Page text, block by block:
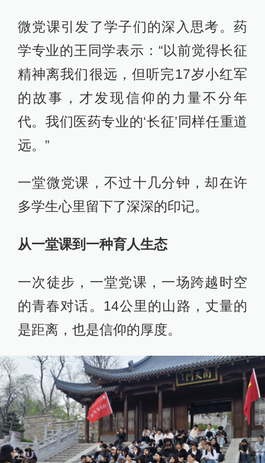
微党课引发了学子们的深入思考。药
学专业的王同学表示：“以前觉得长征
精神离我们很远，但听完17岁小红军
的故事，才发现信仰的力量不分年
代。我们医药专业的‘长征’同样任重道
远。”
一堂微党课，不过十几分钟，却在许
多学生心里留下了深深的印记。
从一堂课到一种育人生态
一次徒步，一堂党课，一场跨越时空
的青春对话。14公里的山路，丈量的
是距离，也是信仰的厚度。